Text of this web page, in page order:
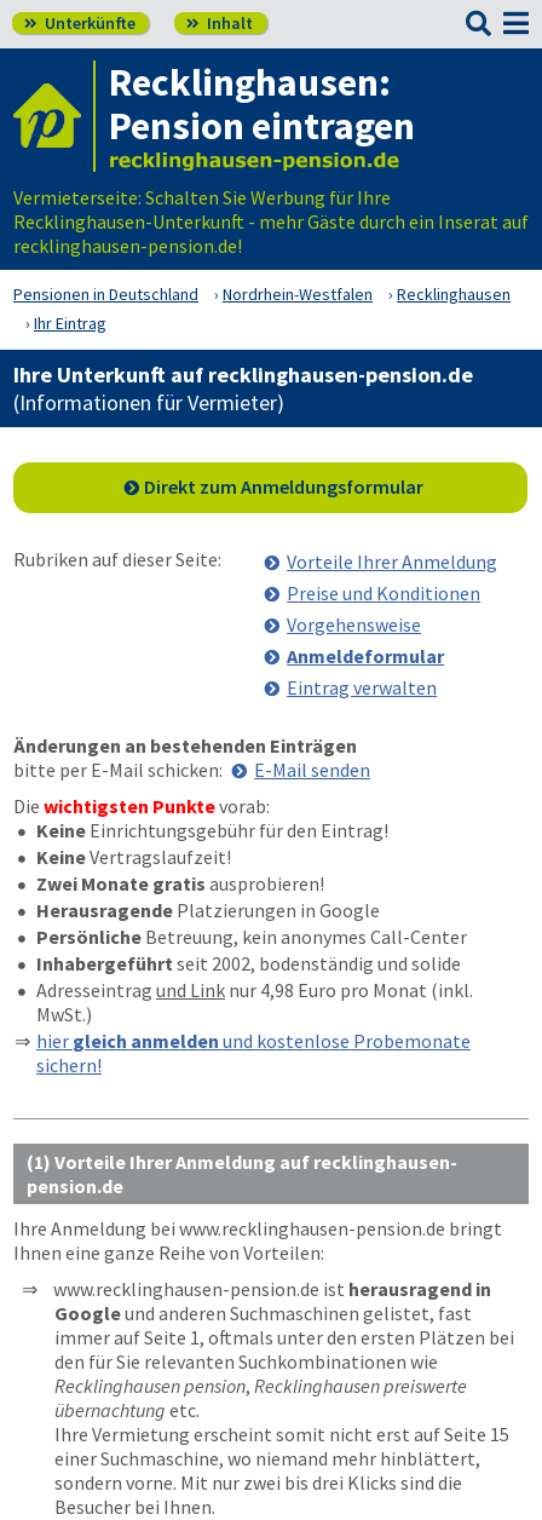
 Unterkünfte  Inhalt 
Recklinghausen:
Pension eintragen
Vermieterseite: Schalten Sie Werbung für Ihre
Recklinghausen-Unterkunft - mehr Gäste durch ein Inserat auf
recklinghausen-pension.de!
Pensionen in Deutschland Nordrhein-Westfalen
Recklinghausen
Ihr Eintrag
Ihre Unterkunft auf recklinghausen-pension.de
(Informationen für Vermieter)
Direkt zum Anmeldungsformular
Rubriken auf dieser Seite:
Vorteile Ihrer Anmeldung
Preise und Konditionen
Vorgehensweise
Anmeldeformular
Eintrag verwalten
Die wichtigsten Punktevorab:
Keine Einrichtungsgebühr für den Eintrag!
KeineVertragslaufzeit!
Zwei Monate gratis ausprobieren!
Änderungen an bestehenden Einträgen
bitte per E-Mail schicken:
E-Mail senden
Herausragende Platzierungen in Google
Persönliche Betreuung, kein anonymes Call-Center
Inhabergeführt seit 2002, bodenständig und solide
Adresseintrag und Link nur 4,98 Euro pro Monat (inkl.
MwSt.)
hier gleich anmelden und kostenlose Probemonate
sichern!
(1) Vorteile Ihrer Anmeldung auf recklinghausen-
pension.de
Ihre Anmeldung bei www.recklinghausen-pension.de bringt
Ihnen eine ganze Reihe von Vorteilen:
www.recklinghausen-pension.de ist herausragend in
Googleund anderen Suchmaschinen gelistet, fast
immer auf Seite 1, oftmals unter den ersten Plätzen bei
den für Sie relevanten Suchkombinationen wie
Recklinghausen pension, Recklinghausen preiswerte
übernachtung etc.
Ihre Vermietung erscheint somit nicht erst auf Seite 15
einer Suchmaschine, wo niemand mehr hinblättert,
sondern vorne. Mit nur zwei bis drei Klicks sind die
Besucher bei Ihnen.